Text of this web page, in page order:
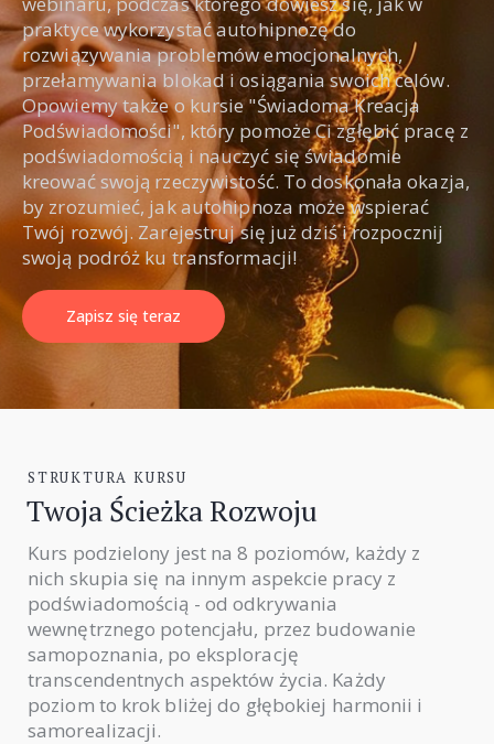
praktyce wykorzystać autohipnozę do
rozwiązywania problemów emocjonalnych,
przełamywania blokad i osiągania swoich celów.
Opowiemy także o kursie "Świadoma Kreacja
Podświadomości", który pomoże Ci zgłębić pracę z
podświadomością i nauczyć się świadomie
kreować swoją rzeczywistość. To doskonała okazja,
by zrozumieć, jak autohipnoza może wspierać
Twój rozwój. Zarejestruj się już dziś i rozpocznij
swoją podróż ku transformacji!
Zapisz się teraz
STRUKTURA KURSU
Twoja Ścieżka Rozwoju
Kurs podzielony jest na 8 poziomów, każdy z
nich skupia się na innym aspekcie pracy z
podświadomością - od odkrywania
wewnętrznego potencjału, przez budowanie
samopoznania, po eksplorację
transcendentnych aspektów życia. Każdy
poziom to krok bliżej do głębokiej harmonii i
samorealizacji.